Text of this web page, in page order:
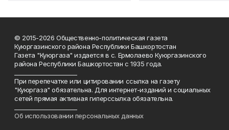
© 2015-2026 Общественно-политическая газета
Куюргазинского района Республики Башкортостан
Газета "Куюргаза" издается в с. Ермолаево Куюргазинского
района Республики Башкортостан с 1935 года.
При перепечатке или цитировании ссылка на газету
"Куюргаза" обязательна. Для интернет-изданий и социальных
сетей прямая активная гиперссылка обязательна.
Об использовании персональных данных